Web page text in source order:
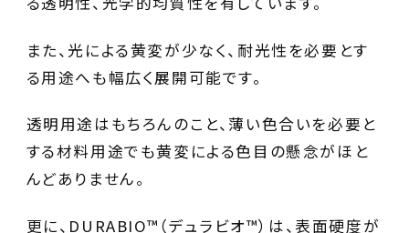
また、光による黄変が少なく、耐光性を必要とす
る用途へも幅広く展開可能です。
透明用途はもちろんのこと、薄い色合いを必要と
する材料用途でも黄変による色目の懸念がほと
んどありません。
更に、DURABIO™（デュラビオ™）は、表面硬度が